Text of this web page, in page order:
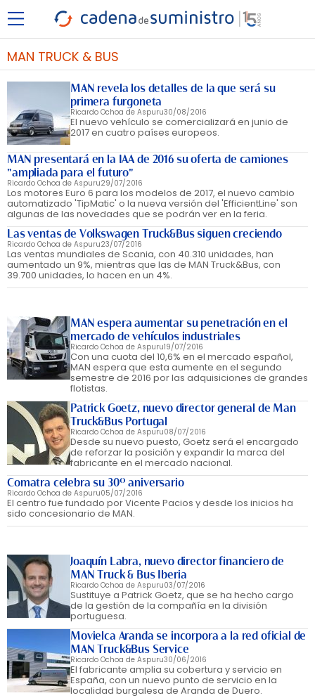
MAN TRUCK & BUS
MAN revela los detalles de la que será su
primera furgoneta
Ricardo Ochoa de Aspuru30/08/2016
El nuevo vehículo se comercializará en junio de
2017 en cuatro países europeos.
MAN presentará en la IAA de 2016 su oferta de camiones
"ampliada para el futuro"
Ricardo Ochoa de Aspuru29/07/2016
Los motores Euro 6 para los modelos de 2017, el nuevo cambio
automatizado 'TipMatic' o la nueva versión del 'EfficientLine' son
algunas de las novedades que se podrán ver en la feria.
Las ventas de Volkswagen Truck&Bus siguen creciendo
Ricardo Ochoa de Aspuru23/07/2016
Las ventas mundiales de Scania, con 40.310 unidades, han
aumentado un 9%, mientras que las de MAN Truck&Bus, con
39.700 unidades, lo hacen en un 4%.
MAN espera aumentar su penetración en el
mercado de vehículos industriales
Ricardo Ochoa de Aspuru19/07/2016
Con una cuota del 10,6% en el mercado español,
MAN espera que esta aumente en el segundo
semestre de 2016 por las adquisiciones de grandes
flotistas.
Patrick Goetz, nuevo director general de Man
Truck&Bus Portugal
Ricardo Ochoa de Aspuru08/07/2016
Desde su nuevo puesto, Goetz será el encargado
de reforzar la posición y expandir la marca del
fabricante en el mercado nacional.
Comatra celebra su 30º aniversario
Ricardo Ochoa de Aspuru05/07/2016
El centro fue fundado por Vicente Pacios y desde los inicios ha
sido concesionario de MAN.
Joaquín Labra, nuevo director financiero de
MAN Truck & Bus Iberia
Ricardo Ochoa de Aspuru03/07/2016
Sustituye a Patrick Goetz, que se ha hecho cargo
de la gestión de la compañía en la división
portuguesa.
Movielca Aranda se incorpora a la red oficial de
MAN Truck&Bus Service
Ricardo Ochoa de Aspuru30/06/2016
El fabricante amplia su cobertura y servicio en
España, con un nuevo punto de servicio en la
localidad burgalesa de Aranda de Duero.